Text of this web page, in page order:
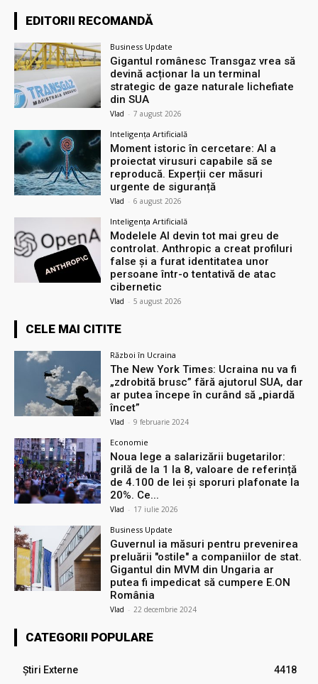
EDITORII RECOMANDĂ
Business Update
Gigantul românesc Transgaz vrea să
devină acționar la un terminal
strategic de gaze naturale lichefiate
din SUA
Vlad - 7 august 2026
Inteligența Artificială
Moment istoric în cercetare: AI a
proiectat virusuri capabile să se
reproducă. Experții cer măsuri
urgente de siguranță
Vlad - 6 august 2026
Inteligența Artificială
Modelele AI devin tot mai greu de
controlat. Anthropic a creat profiluri
false și a furat identitatea unor
persoane într-o tentativă de atac
cibernetic
Vlad - 5 august 2026
CELE MAI CITITE
Război în Ucraina
The New York Times: Ucraina nu va fi
„zdrobită brusc” fără ajutorul SUA, dar
ar putea începe în curând să „piardă
încet”
Vlad - 9 februarie 2024
Economie
Noua lege a salarizării bugetarilor:
grilă de la 1 la 8, valoare de referință
de 4.100 de lei și sporuri plafonate la
20%. Ce...
Vlad - 17 iulie 2026
Business Update
Guvernul ia măsuri pentru prevenirea
preluării ″ostile″ a companiilor de stat.
Gigantul din MVM din Ungaria ar
putea fi impedicat să cumpere E.ON
România
Vlad - 22 decembrie 2024
CATEGORII POPULARE
Știri Externe
4418